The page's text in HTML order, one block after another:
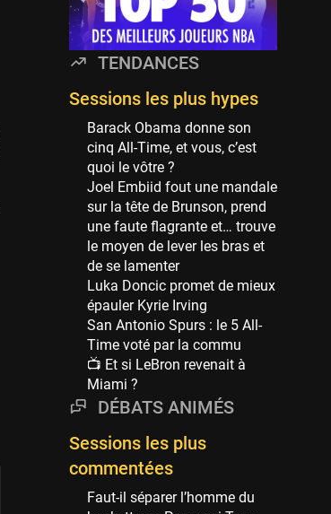
WNBA
97 sessions
Philadelphia Sixers
89 sessions
Milwaukee Bucks
82 sessions
Hoop Culture
73 sessions
Oklahoma City Thunder
69 sessions
Phoenix Suns
69 sessions
Miami Heat
63 sessions
Los Angeles Clippers
61 sessions
53 sessions
New Orleans Pelicans
53 sessions
TENDANCES
Sessions les plus hypes
Barack Obama donne son
cinq All-Time, et vous, c’est
quoi le vôtre ?
Joel Embiid fout une mandale
sur la tête de Brunson, prend
une faute flagrante et… trouve
le moyen de lever les bras et
de se lamenter
Luka Doncic promet de mieux
épauler Kyrie Irving
San Antonio Spurs : le 5 All-
Time voté par la commu
📺 Et si LeBron revenait à
Miami ?
DÉBATS ANIMÉS
Sessions les plus
commentées
Faut-il séparer l’homme du